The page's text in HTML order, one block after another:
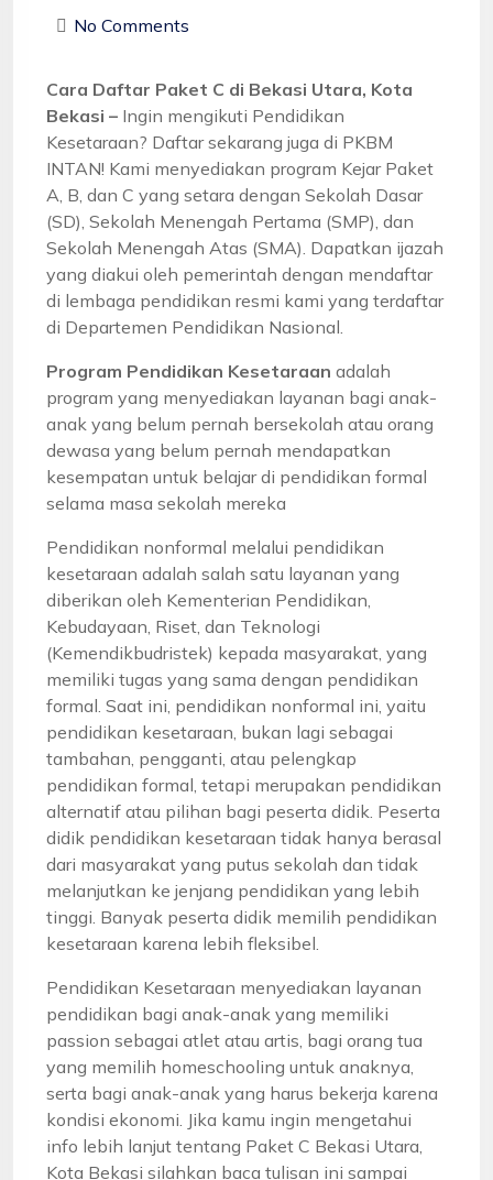
No Comments
Cara Daftar Paket C di Bekasi Utara, Kota
Bekasi – Ingin mengikuti Pendidikan
Kesetaraan? Daftar sekarang juga di PKBM
INTAN! Kami menyediakan program Kejar Paket
A, B, dan C yang setara dengan Sekolah Dasar
(SD), Sekolah Menengah Pertama (SMP), dan
Sekolah Menengah Atas (SMA). Dapatkan ijazah
yang diakui oleh pemerintah dengan mendaftar
di lembaga pendidikan resmi kami yang terdaftar
di Departemen Pendidikan Nasional.
Program Pendidikan Kesetaraan adalah
program yang menyediakan layanan bagi anak-
anak yang belum pernah bersekolah atau orang
dewasa yang belum pernah mendapatkan
kesempatan untuk belajar di pendidikan formal
selama masa sekolah mereka
Pendidikan nonformal melalui pendidikan
kesetaraan adalah salah satu layanan yang
diberikan oleh Kementerian Pendidikan,
Kebudayaan, Riset, dan Teknologi
(Kemendikbudristek) kepada masyarakat, yang
memiliki tugas yang sama dengan pendidikan
formal. Saat ini, pendidikan nonformal ini, yaitu
pendidikan kesetaraan, bukan lagi sebagai
tambahan, pengganti, atau pelengkap
pendidikan formal, tetapi merupakan pendidikan
alternatif atau pilihan bagi peserta didik. Peserta
didik pendidikan kesetaraan tidak hanya berasal
dari masyarakat yang putus sekolah dan tidak
melanjutkan ke jenjang pendidikan yang lebih
tinggi. Banyak peserta didik memilih pendidikan
kesetaraan karena lebih fleksibel.
Pendidikan Kesetaraan menyediakan layanan
pendidikan bagi anak-anak yang memiliki
passion sebagai atlet atau artis, bagi orang tua
yang memilih homeschooling untuk anaknya,
serta bagi anak-anak yang harus bekerja karena
kondisi ekonomi. Jika kamu ingin mengetahui
info lebih lanjut tentang Paket C Bekasi Utara,
Kota Bekasi silahkan baca tulisan ini sampai